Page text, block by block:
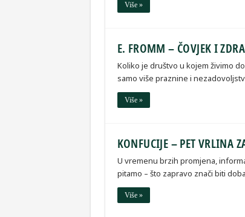
Više »
E. FROMM – ČOVJEK I
Koliko je društvo u kojem živimo
samo više praznine i
Više »
KONFUCIJE – PET
U vremenu brzih promjena,
pitamo – što zapravo znači biti
Više »